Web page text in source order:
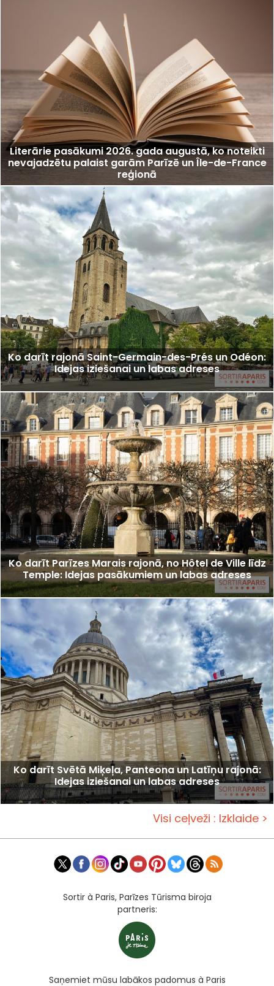
Literārie pasākumi 2026. gada augustā, ko noteikti
nevajadzētu palaist garām Parīzē un Île-de-France
reģionā
Ko darīt rajonā Saint-Germain-des-Prés un Odéon:
Idejas iziešanai un labas adreses
Ko darīt Parīzes Marais rajonā, no Hôtel de Ville līdz
Temple: Idejas pasākumiem un labas adreses
Ko darīt Svētā Miķeļa, Panteona un Latīņu rajonā:
Idejas iziešanai un labas adreses
Visi ceļveži : Izklaide >
Sortir à Paris, Parīzes Tūrisma biroja
partneris:
Saņemiet mūsu labākos padomus à Paris